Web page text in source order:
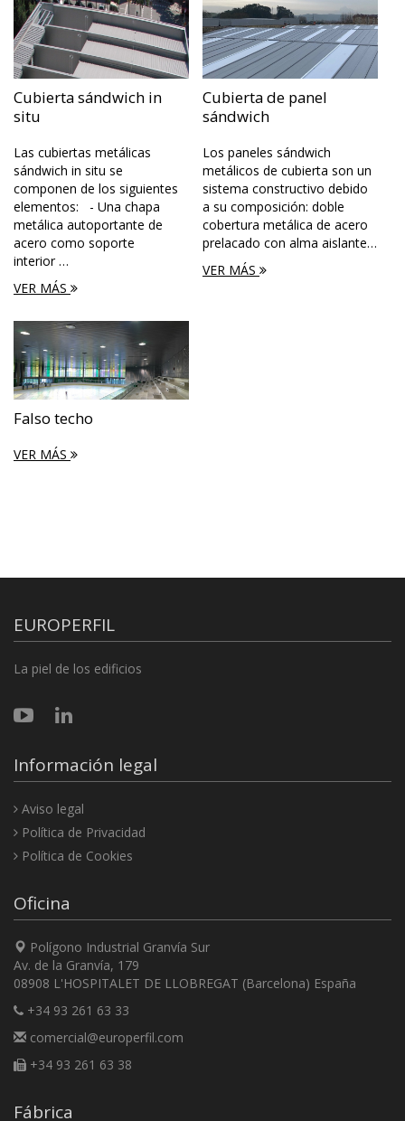
Cubierta sándwich in
situ
Las cubiertas metálicas
sándwich in situ se
componen de los siguientes
elementos: - Una chapa
metálica autoportante de
acero como soporte
interior …
VER MÁS
Cubierta de panel
sándwich
Los paneles sándwich
metálicos de cubierta son un
sistema constructivo debido
a su composición: doble
cobertura metálica de acero
prelacado con alma aislante…
VER MÁS
Falso techo
VER MÁS
EUROPERFIL
La piel de los edificios
Información legal
Aviso legal
Política de Privacidad
Política de Cookies
Oficina
Polígono Industrial Granvía Sur
Av. de la Granvía, 179
08908 L'HOSPITALET DE LLOBREGAT (Barcelona) España
+34 93 261 63 33
comercial@europerfil.com
+34 93 261 63 38
Fábrica